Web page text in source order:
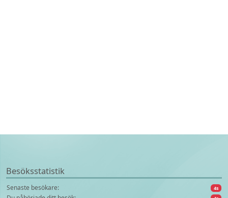
Besöksstatistik
Senaste besökare: 4s